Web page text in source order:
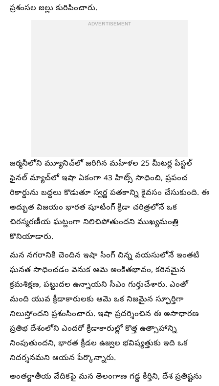
ప్రశంసల జల్లు కురిపించారు.
ADVERTISEMENT
జర్మనీలోని మ్యూనిచ్‌లో జరిగిన మహిళల 25 మీటర్ల పిస్టల్
ఫైనల్‌ మ్యాచ్‌లో ఇషా ఏకంగా 43 హిట్స్ సాధించి, ప్రపంచ
రికార్డును బద్దలు కొడుతూ స్వర్ణ పతకాన్ని కైవసం చేసుకుంది. ఈ
అద్భుత విజయం భారత షూటింగ్ క్రీడా చరిత్రలోనే ఒక
చిరస్మరణీయ ఘట్టంగా నిలిచిపోతుందని ముఖ్యమంత్రి
కొనియాడారు.
మన నగరానికి చెందిన ఇషా సింగ్ చిన్న వయసులోనే ఇంతటి
ఘనత సాధించడం వెనుక ఆమె అంకితభావం, కఠినమైన
క్రమశిక్షణ, పట్టుదల ఉన్నాయని సీఎం గుర్తుచేశారు. ఎంతో
మంది యువ క్రీడాకారులకు ఆమె ఒక నిజమైన స్ఫూర్తిగా
నిలుస్తోందని ప్రశంసించారు. ఇషా ప్రదర్శించిన ఈ అసాధారణ
ప్రతిభ దేశంలోని ఎందరో క్రీడాకారుల్లో కొత్త ఉత్సాహాన్ని
నింపుతుందని, భారత క్రీడల ఉజ్వల భవిష్యత్తుకు ఇది ఒక
నిదర్శనమని ఆయన పేర్కొన్నారు.
అంతర్జాతీయ వేదికపై మన తెలంగాణ గడ్డ కీర్తిని, దేశ ప్రతిష్టను